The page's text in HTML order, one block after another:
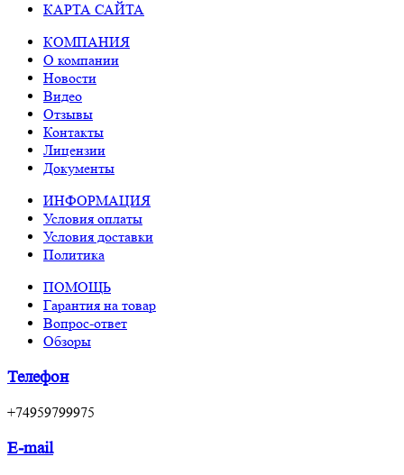
КАРТА САЙТА
КОМПАНИЯ
О компании
Новости
Видео
Отзывы
Контакты
Лицензии
Документы
ИНФОРМАЦИЯ
Условия оплаты
Условия доставки
Политика
ПОМОЩЬ
Гарантия на товар
Вопрос-ответ
Обзоры
Телефон
+74959799975
E-mail